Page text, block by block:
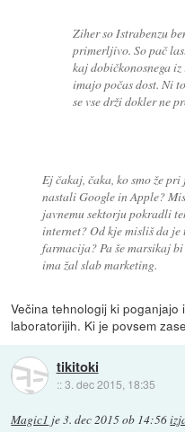
Ziher so Istrabenzu
primerljivo. So pač
kaj dobičkonosnega
imajo počas dost. Ni
se vse drži dokler ne
Ej čakaj, čaka, ko smo že
nastali Google in Apple?
javnemu sektorju pokradli
internet? Od kje misliš da je
farmacija? Pa še marsikaj
ima žal slab marketing.
Večina tehnologij ki
laboratorijih. Ki je povsem
tikitoki
::3. dec 2015, 18:35
Magic1 je3. dec 2015 ob 14:56